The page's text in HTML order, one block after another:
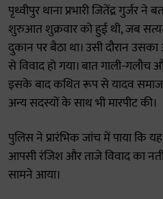
पृथ्वीपुर थाना प्रभारी जितेंद्र गुर्जर
शुरुआत शुक्रवार को हुई थी, जब
दुकान पर बैठा था। उसी दौरान
से विवाद हो गया। बात गाली-
इसके बाद कथित रूप से यादव समाज
अन्य सदस्यों के साथ भी मारपीट की।
पुलिस ने प्रारंभिक जांच में पाया कि
आपसी रंजिश और ताजे विवाद का
सामने आया।